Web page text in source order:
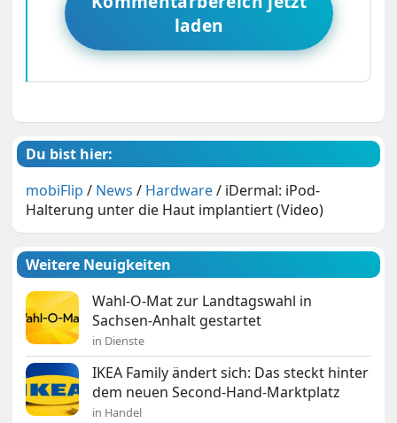
laden
Du bist hier:
mobiFlip / News / Hardware/ iDermal: iPod-
Halterung unter die Haut implantiert (Video)
Weitere Neuigkeiten
Wahl-O-Mat zur Landtagswahl in
Sachsen-Anhalt gestartet
in Dienste
IKEA Family ändert sich: Das steckt hinter
dem neuen Second-Hand-Marktplatz
in Handel